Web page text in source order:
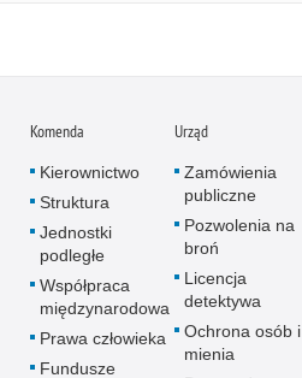
Komenda
Kierownictwo
Struktura
Jednostki
podległe
Współpraca
międzynarodowa
Prawa człowieka
Fundusze
Urząd
Zamówienia
publiczne
Pozwolenia na
broń
Licencja
detektywa
Ochrona osób i
mienia